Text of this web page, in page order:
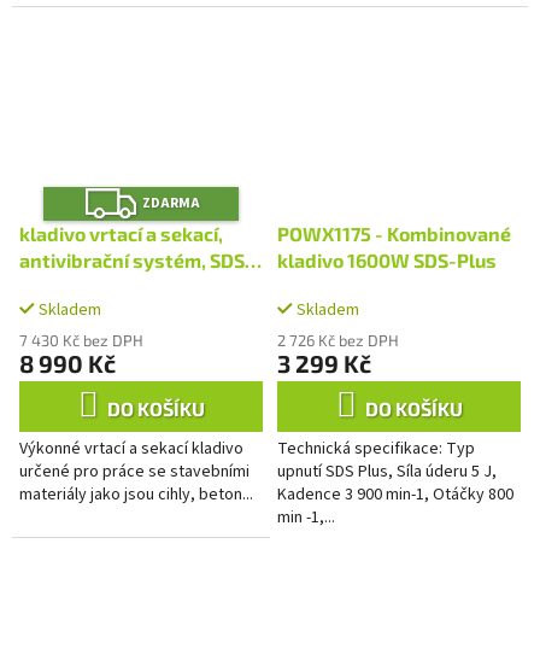
Z
D
A
R
M
A
ZDARMA
kladivo vrtací a sekací,
antivibrační systém, SDS
Skladem
7 430 Kč bez DPH
8 990 Kč
DO KOŠÍKU
Výkonné vrtací a sekací kladivo
určené pro práce se stavebními
materiály jako jsou cihly, beton...
POWX1175 - Kombinované
kladivo 1600W SDS-Plus
Skladem
2 726 Kč bez DPH
3 299 Kč
DO KOŠÍKU
Technická specifikace: Typ
upnutí SDS Plus, Síla úderu 5 J,
Kadence 3 900 min-1, Otáčky 800
min -1,...